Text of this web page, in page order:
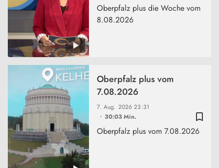
Oberpfalz plus die Woche vom
8.08.2026
bookmark_border
7. Aug. 202623:31
30:03 Min.
Oberpfalz plus vom
7.08.2026
Oberpfalz plus vom 7.08.2026